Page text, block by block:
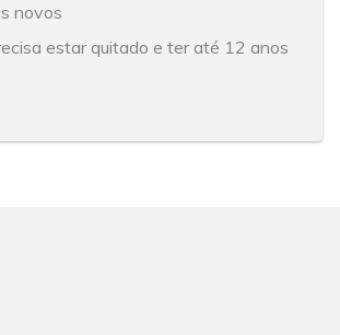
novos
estar quitado e ter até 12 anos